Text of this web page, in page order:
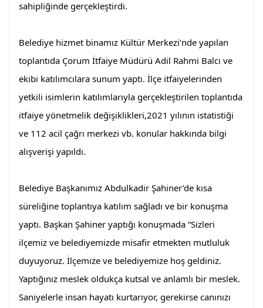
sahipliğinde gerçekleştirdi.
Belediye hizmet binamız Kültür Merkezi’nde yapılan
toplantıda Çorum İtfaiye Müdürü Adil Rahmi Balcı ve
ekibi katılımcılara sunum yaptı. İlçe itfaiyelerinden
yetkili isimlerin katılımlarıyla gerçekleştirilen toplantıda
itfaiye yönetmelik değişiklikleri,2021 yılının istatistiği
ve 112 acil çağrı merkezi vb. konular hakkında bilgi
alışverişi yapıldı.
Belediye Başkanımız Abdulkadir Şahiner’de kısa
süreliğine toplantıya katılım sağladı ve bir konuşma
yaptı. Başkan Şahiner yaptığı konuşmada “Sizleri
ilçemiz ve belediyemizde misafir etmekten mutluluk
duyuyoruz. İlçemize ve belediyemize hoş geldiniz.
Yaptığınız meslek oldukça kutsal ve anlamlı bir meslek.
Saniyelerle insan hayatı kurtarıyor, gerekirse canınızı